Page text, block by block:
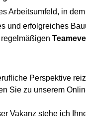
Arbeitsumfeld, in
und erfolgreiches
Perspektive
Sie zu unserem
Vakanz stehe ich